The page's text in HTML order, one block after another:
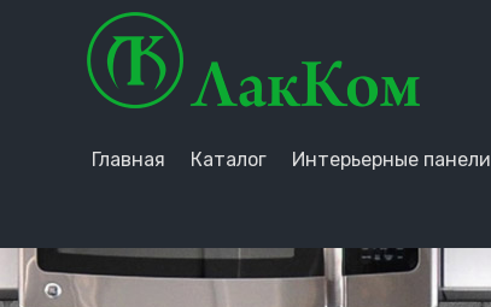
Главная Каталог Интерьерные панели